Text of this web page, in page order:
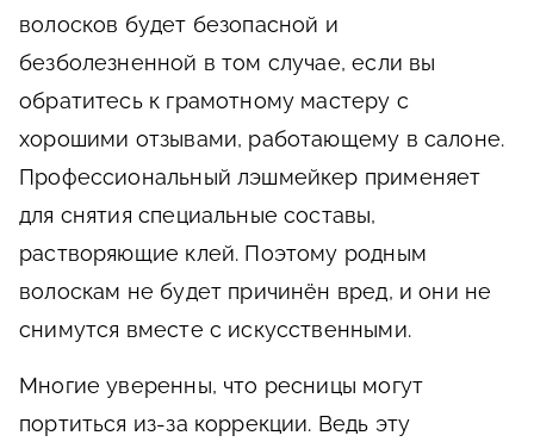
волосков будет безопасной и
безболезненной в том случае, если вы
обратитесь к грамотному мастеру с
хорошими отзывами, работающему в салоне.
Профессиональный лэшмейкер применяет
для снятия специальные составы,
растворяющие клей. Поэтому родным
волоскам не будет причинён вред, и они не
снимутся вместе с искусственными.
Многие уверенны, что ресницы могут
портиться из-за коррекции. Ведь эту